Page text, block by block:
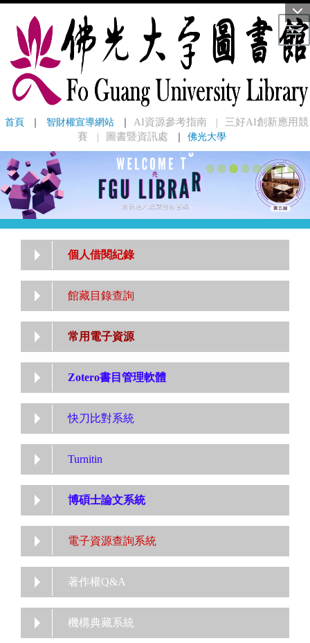
首頁 ｜ 智財權宣導網站 ｜ AI資源參考指南 ｜
三好AI創新應用競
賽
｜ 圖書暨資訊處 ｜ 佛光大學
個人借閱紀錄
館藏目錄查詢
常用電子資源
Zotero書目管理軟體
快刀比對系統
Turnitin
博碩士論文系統
電子資源查詢系統
著作權Q&A
機構典藏系統